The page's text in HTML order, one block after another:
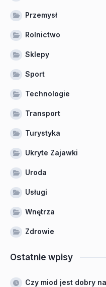
Przemysł
Rolnictwo
Sklepy
Sport
Technologie
Transport
Turystyka
Ukryte Zajawki
Uroda
Usługi
Wnętrza
Zdrowie
Ostatnie wpisy
Czy miod jest dobry